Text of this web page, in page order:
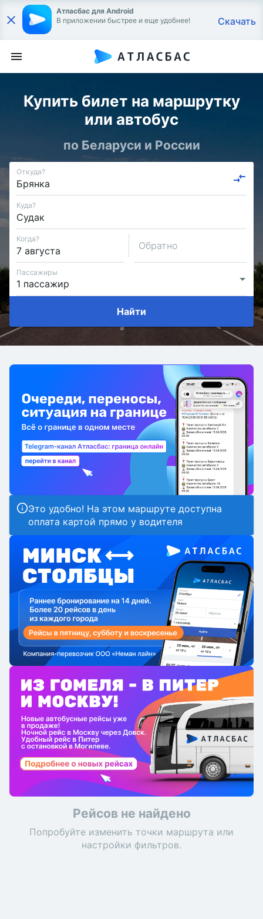
Атласбас для Android
В приложении быстрее и еще удобнее!
Скачать
Купить билет на маршрутку
или автобус
по Беларуси и России
Откуда?
Куда?
Когда?
Обратно
Пассажиры
Найти
Это удобно! На этом маршруте доступна
оплата картой прямо у водителя
Рейсов не найдено
Попробуйте изменить точки маршрута или
настройки фильтров.